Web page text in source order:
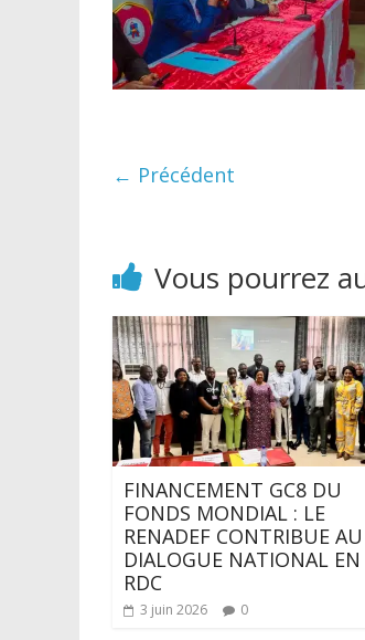
← Précédent
Vous pourrez
FINANCEMENT GC8 DU
FONDS MONDIAL : LE
RENADEF CONTRIBUE AU
DIALOGUE NATIONAL EN
RDC
3 juin 2026 0